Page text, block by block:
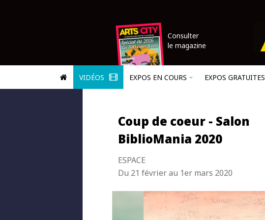
Consulter
le magazine
VIDÉOS EXPOS EN COURS EXPOS GRATUITES
Coup de coeur - Salon
BiblioMania 2020
ESPACE
Du 21 février au 1er mars 2020